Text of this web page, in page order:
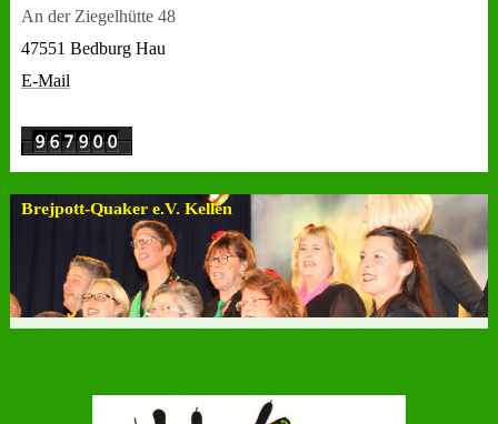
An der Ziegelhütte 48
47551 Bedburg Hau
E-Mail
Brejpott-Quaker e.V. Kellen